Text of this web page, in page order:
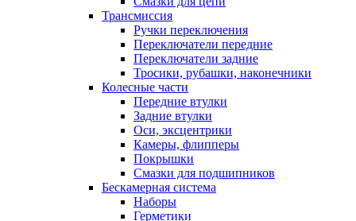
Трансмиссия
Ручки переключения
Переключатели передние
Переключатели задние
Тросики, рубашки, наконечники
Колесные части
Передние втулки
Задние втулки
Оси, эксцентрики
Камеры, флипперы
Покрышки
Смазки для подшипников
Бескамерная система
Наборы
Герметики